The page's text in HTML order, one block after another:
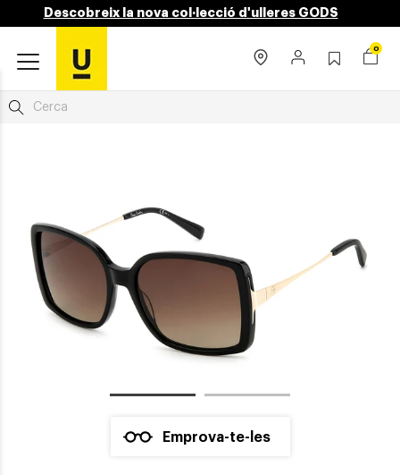
Descobreix la nova col·lecció d'ulleres GODS
0
Emprova-te-les